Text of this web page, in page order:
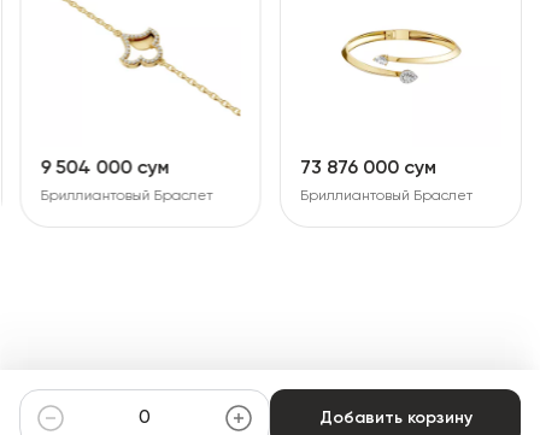
Добавить корзину
73 876 000 сум
Бриллиантовый Браслет
33 787 000 сум
Бриллиантовый Браслет